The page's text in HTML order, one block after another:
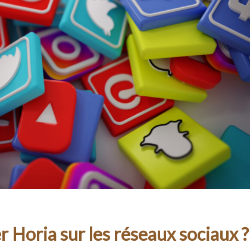
Horia sur les réseaux sociaux ?